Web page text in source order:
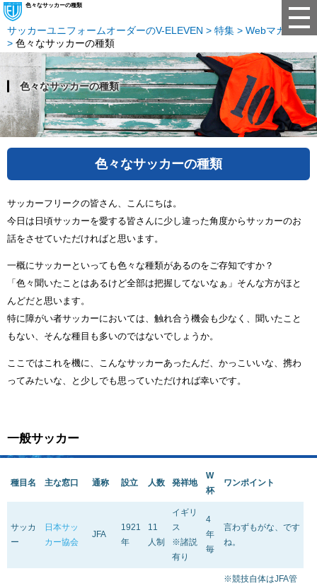
色々なサッカーの種類
サッカーユニフォームオーダーのV-ELEVEN 特集
Webマガジン
色々なサッカーの種類
色々なサッカーの種類
色々なサッカーの種類
サッカーフリークの皆さん、こんにちは。
今日は日頃サッカーを愛する皆さんに少し違った角度からサッカーのお
話をさせていただければと思います。
一概にサッカーといっても色々な種類があるのをご存知ですか？
「色々聞いたことはあるけど全部は把握してないなぁ」そんな方がほと
んどだと思います。
特に障がい者サッカーにおいては、触れ合う機会も少なく、聞いたこと
もない、そんな種目も多いのではないでしょうか。
ここではこれを機に、こんなサッカーあったんだ、かっこいいな、携わ
ってみたいな、と少しでも思っていただければ幸いです。
一般サッカー
種目名 主な窓口 通称 設立 人数 発祥地
W
杯
ワンポイント
サッカ
ー
日本サッ
カー協会
JFA
1921
年
11
人制
イギリ
ス
※諸説
有り
4
年
毎
言わずもがな、です
ね。
※競技自体はJFA管